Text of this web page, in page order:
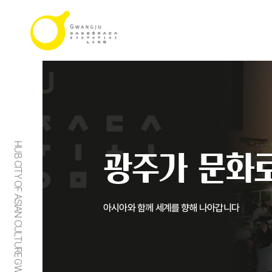
HUB CITY OF ASIAN CULTURE GWANGJU 광주가 문화
아시아와 함께 세계를 향해 나아갑니다